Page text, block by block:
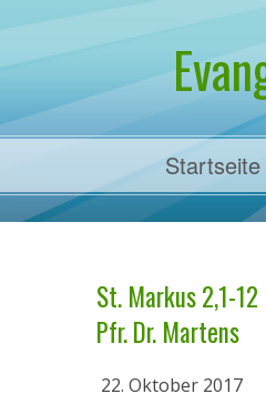
Startseite
St. Markus 2,1-
Pfr. Dr. Martens
22. Oktober 2017